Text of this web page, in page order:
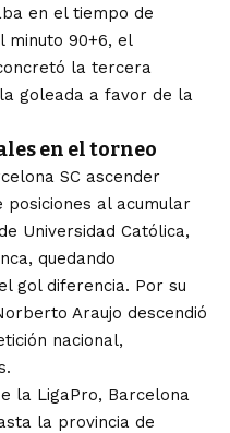
en el tiempo de
minuto 90+6, el
la tercera
goleada a favor de la
en el torneo
SC ascender
al acumular
Universidad Católica,
quedando
gol diferencia. Por su
Araujo descendió
nacional,
la LigaPro, Barcelona
la provincia de